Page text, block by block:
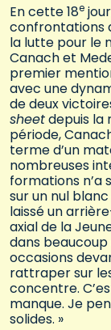
En cette 18e
confrontations
la lutte pour le
Canach et
premier
avec une
de deux
sheetdepuis la
période,
terme d’un
nombreuses
formations n’a
sur un nul
laissé un
axial de la
dans beaucoup
occasions
rattraper sur
concentre.
manque. Je
solides. »